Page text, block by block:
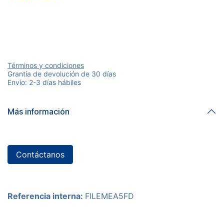
Términos y condiciones
Grantía de devolución de 30 días
Envío: 2-3 días hábiles
Más información
Contáctanos
Referencia interna: FILEMEA5FD